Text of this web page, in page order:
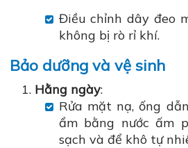
Điều chỉnh dây đeo
không bị rò rỉ khí.
Bảo dưỡng và vệ sinh
Hằng ngày:
Rửa mặt nạ, ống
ẩm bằng nước ấm
sạch và để khô tự